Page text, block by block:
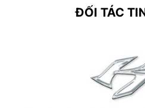
ĐỐI TÁC